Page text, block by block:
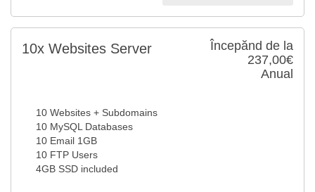
Începănd de la
237,00€
Anual
10x Websites Server
10 Websites + Subdomains
10 MySQL Databases
10 Email 1GB
10 FTP Users
4GB SSD included